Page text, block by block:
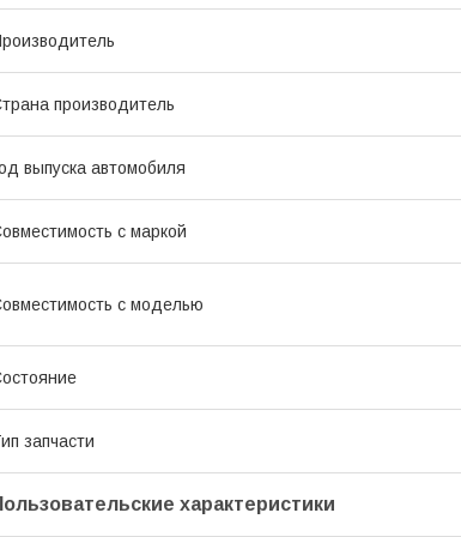
производитель
выпуска автомобиля
с маркой
с моделью
запчасти
характеристики